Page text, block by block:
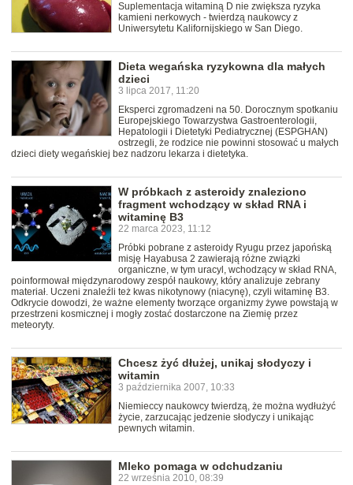
Suplementacja witaminą D nie zwiększa ryzyka
kamieni nerkowych - twierdzą naukowcy z
Uniwersytetu Kalifornijskiego w San Diego.
Dieta wegańska ryzykowna dla małych
dzieci
3 lipca 2017, 11:20
Eksperci zgromadzeni na 50. Dorocznym spotkaniu
Europejskiego Towarzystwa Gastroenterologii,
Hepatologii i Dietetyki Pediatrycznej (ESPGHAN)
ostrzegli, że rodzice nie powinni stosować u małych
dzieci diety wegańskiej bez nadzoru lekarza i dietetyka.
W próbkach z asteroidy znaleziono
fragment wchodzący w skład RNA i
witaminę B3
22 marca 2023, 11:12
Próbki pobrane z asteroidy Ryugu przez japońską
misję Hayabusa 2 zawierają różne związki
organiczne, w tym uracyl, wchodzący w skład RNA,
poinformował międzynarodowy zespół naukowy, który analizuje zebrany
materiał. Uczeni znaleźli też kwas nikotynowy (niacynę), czyli witaminę B3.
Odkrycie dowodzi, że ważne elementy tworzące organizmy żywe powstają w
przestrzeni kosmicznej i mogły zostać dostarczone na Ziemię przez
meteoryty.
Chcesz żyć dłużej, unikaj słodyczy i
witamin
3 października 2007, 10:33
Niemieccy naukowcy twierdzą, że można wydłużyć
życie, zarzucając jedzenie słodyczy i unikając
pewnych witamin.
Mleko pomaga w odchudzaniu
22 września 2010, 08:39